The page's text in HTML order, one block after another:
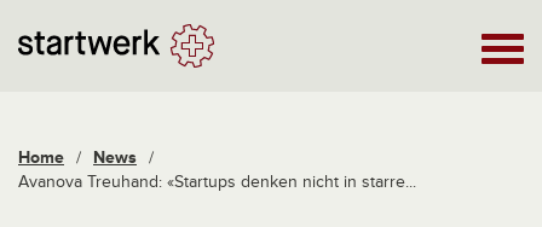
Home / News /
Avanova Treuhand: «Startups denken nicht in starre...